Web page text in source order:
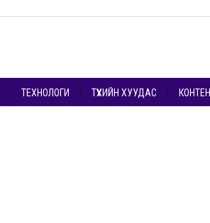
ТЕХНОЛОГИ ТҮҮХИЙН ХУУДАС